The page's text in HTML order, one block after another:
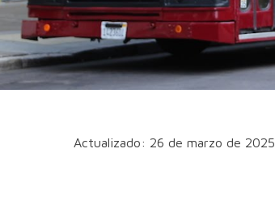
Actualizado: 26 de marzo de 2025